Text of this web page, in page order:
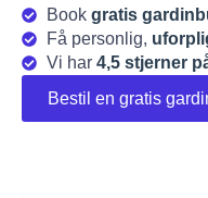
Book gratis
Få personlig,
Vi har 4,5 stjerner
Bestil en gratis